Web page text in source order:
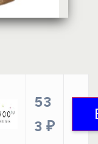
53
3 ₽